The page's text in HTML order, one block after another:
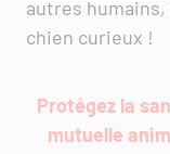
autres
chien curieux !
Protégez la
mutuelle